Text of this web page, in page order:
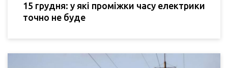
15 грудня: у які проміжки часу електрики
точно не буде